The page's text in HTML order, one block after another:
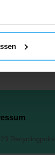
Recyclingpoint